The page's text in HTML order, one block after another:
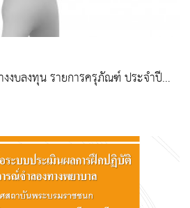
งบลงทุน รายการครุภัณฑ์ ประจำปี